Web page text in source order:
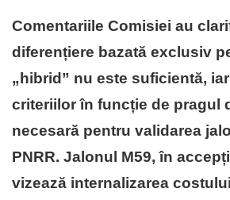
Comentariile Comisiei au
diferențiere bazată exclusiv
„hibrid” nu este suficientă,
criteriilor în funcție de pragul
necesară pentru validarea
PNRR. Jalonul M59, în
vizează internalizarea